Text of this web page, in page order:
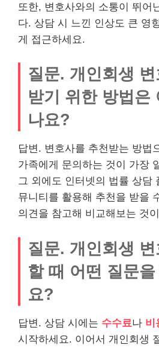
또한, 변호사와의 소통이 뛰어
다. 상담 시 느낀 인상도 큰 영
게 접근하세요.
질문. 개인회생
받기 위한 방법은
나요?
답변. 변호사를 추천받는 방법
가족에게 문의하는 것이 가장
그 외에도 인터넷의 법률 상담
뮤니티를 활용해 추천을 받을
의견을 참고해 비교해보는 것
질문. 개인회생
할 때 어떤 질문
요?
답변. 상담 시에는 수수료나 비
시작하세요. 이어서 개인회생